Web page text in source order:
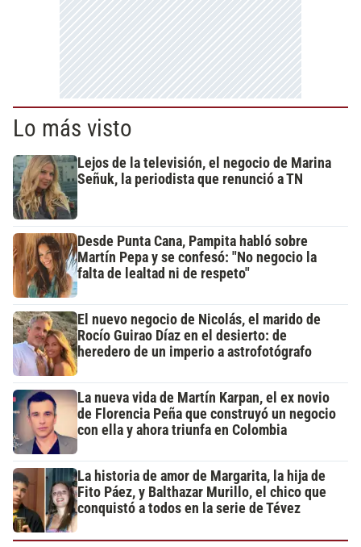
Lo más visto
Lejos de la televisión, el negocio de Marina
Señuk, la periodista que renunció a TN
Desde Punta Cana, Pampita habló sobre
Martín Pepa y se confesó: "No negocio la
falta de lealtad ni de respeto"
El nuevo negocio de Nicolás, el marido de
Rocío Guirao Díaz en el desierto: de
heredero de un imperio a astrofotógrafo
La nueva vida de Martín Karpan, el ex novio
de Florencia Peña que construyó un negocio
con ella y ahora triunfa en Colombia
La historia de amor de Margarita, la hija de
Fito Páez, y Balthazar Murillo, el chico que
conquistó a todos en la serie de Tévez